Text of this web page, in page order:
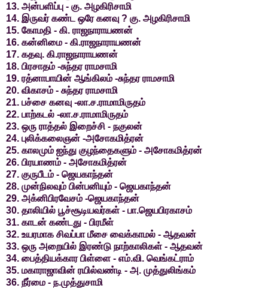
13. அன்பளிப்பு - கு. அழகிரிசாமி
14. இருவர் கண்ட ஒரே கனவு ? கு. அழகிரிசாமி
15. கோமதி - கி. ராஜநாராயணன்
16. கன்னிமை - கி.ராஜநாராயணன்
17. கதவு. கி.ராஜநாராயணன்
18. பிரசாதம் -சுந்தர ராமசாமி
19. ரத்னாபாயின் ஆங்கிலம் -சுந்தர ராமசாமி
20. விகாசம் - சுந்தர ராமசாமி
21. பச்சை கனவு -லா.ச.ராமாமிருதம்
22. பாற்கடல் -லா.ச.ராமாமிருதம்
23. ஒரு ராத்தல் இறைச்சி - நகுலன்
24. புலிக்கலைஞன் -அசோகமித்ரன்
25. காலமும் ஐந்து குழந்தைகளும் - அசோகமித்ரன்
26. பிரயாணம் - அசோகமித்ரன்
27. குருபீடம் - ஜெயகாந்தன்
28. முன்நிலவும் பின்பனியும் - ஜெயகாந்தன்
29. அக்னிபிரவேசம் -ஜெயகாந்தன்
30. தாலியில் பூச்சூடியவர்கள் - பா.ஜெயபிரகாசம்
31. காடன் கண்டது - பிரமீள்
32. உயரமாக சிவப்பா மீசை வைக்காமல் - ஆதவன்
33. ஒரு அறையில் இரண்டு நாற்காலிகள் - ஆதவன்
34. பைத்தியக்கார பிள்ளை - எம்.வி. வெங்கட்ராம்
35. மகாராஜாவின் ரயில்வண்டி - அ. முத்துலிங்கம்
36. நீர்மை - ந.முத்துசாமி